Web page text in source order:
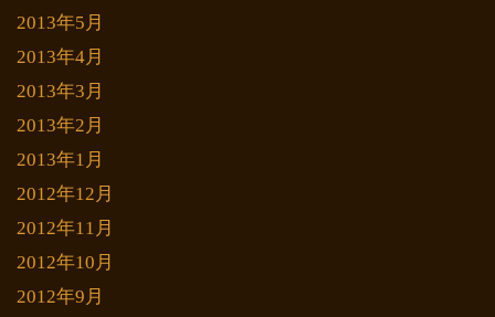
2013年5月
2013年4月
2013年3月
2013年2月
2013年1月
2012年12月
2012年11月
2012年10月
2012年9月